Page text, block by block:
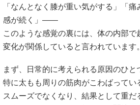
「なんとなく膝が重い気がする」「
感が続く」――
このような感覚の裏には、体の内部で
変化が関係していると言われています。
まず、日常的に考えられる原因のひと
特に太もも周りの筋肉がこわばってい
スムーズでなくなり、結果として重だ